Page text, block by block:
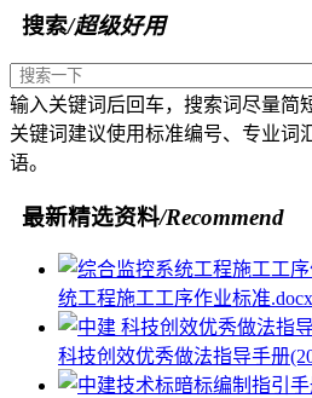
搜索/超级好用
输入关键词后回车，搜索词尽量简
关键词建议使用标准编号、专业词
语。
最新精选资料/Recommend
统工程施工工序作业标准.docx
科技创效优秀做法指导手册